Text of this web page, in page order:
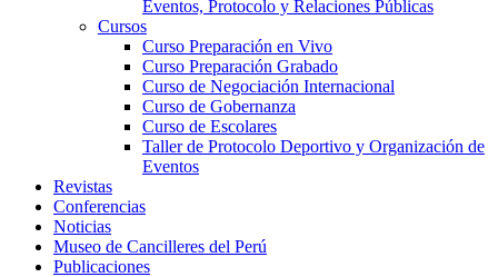
Eventos, Protocolo y Relaciones Públicas
Cursos
Curso Preparación en Vivo
Curso Preparación Grabado
Curso de Negociación Internacional
Curso de Gobernanza
Curso de Escolares
Taller de Protocolo Deportivo y Organización de
Eventos
Revistas
Conferencias
Noticias
Museo de Cancilleres del Perú
Publicaciones